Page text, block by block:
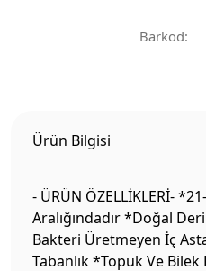
Barkod:
Ürün Bilgisi
- ÜRÜN ÖZELLİKLERİ-
Aralığındadır *Doğal
Bakteri Üretmeyen İç
Tabanlık *Topuk Ve